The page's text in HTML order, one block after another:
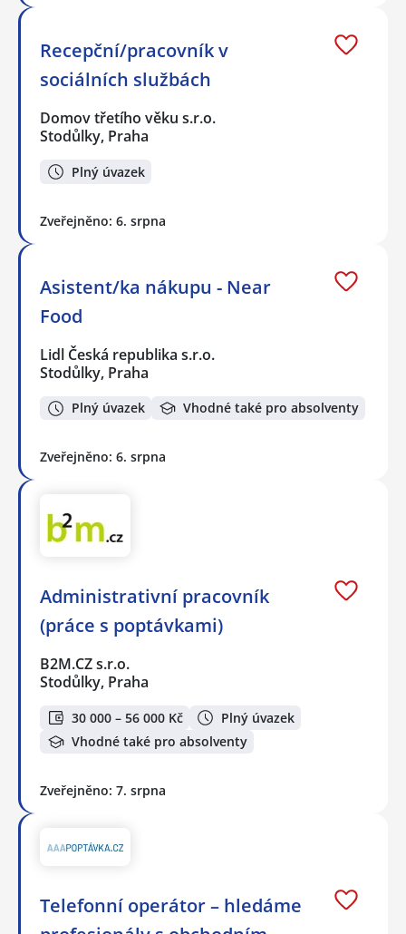
Recepční/pracovník v
sociálních službách
Domov třetího věku s.r.o.
Stodůlky, Praha
Plný úvazek
Zveřejněno: 6. srpna
Asistent/ka nákupu - Near
Food
Lidl Česká republika s.r.o.
Stodůlky, Praha
Plný úvazek Vhodné také pro absolventy
Zveřejněno: 6. srpna
Administrativní pracovník
(práce s poptávkami)
B2M.CZ s.r.o.
Stodůlky, Praha
30 000 – 56 000 Kč
Plný úvazek
Vhodné také pro absolventy
Zveřejněno: 7. srpna
Telefonní operátor – hledáme